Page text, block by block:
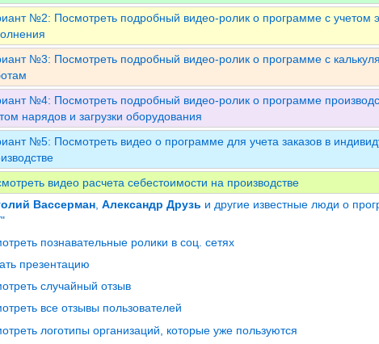
№2: Посмотреть подробный видео-ролик о программе с учетом
№3: Посмотреть подробный видео-ролик о программе с
№4: Посмотреть подробный видео-ролик о программе
нарядов и загрузки оборудования
№5: Посмотреть видео о программе для учета заказов в
видео расчета себестоимости на производстве
Вассерман Александр Друзь и другие известные люди о
познавательные ролики в соц. сетях
презентацию
случайный отзыв
все отзывы пользователей
логотипы организаций, которые уже пользуются